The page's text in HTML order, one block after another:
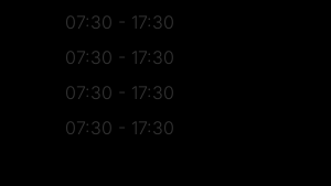
07:30 - 17:30
07:30 - 17:30
07:30 - 17:30
07:30 - 17:30